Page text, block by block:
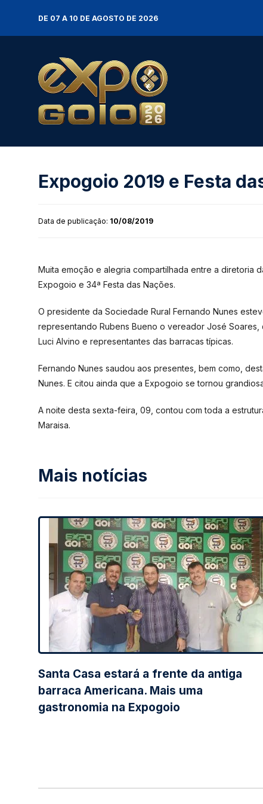
DE 07 A 10 DE AGOSTO DE 2026
Expogoio 2019 e Festa
Data de publicação: 10/08/2019
Muita emoção e alegria compartilhada entre a diretoria
Expogoio e 34ª Festa das Nações.
O presidente da Sociedade Rural Fernando Nunes
representando Rubens Bueno o vereador José
Luci Alvino e representantes das barracas típicas.
Fernando Nunes saudou aos presentes, bem como,
Nunes. E citou ainda que a Expogoio se tornou
A noite desta sexta-feira, 09, contou com toda a
Maraisa.
Mais notícias
Santa Casa estará a frente da antiga
barraca Americana. Mais uma
gastronomia na Expogoio